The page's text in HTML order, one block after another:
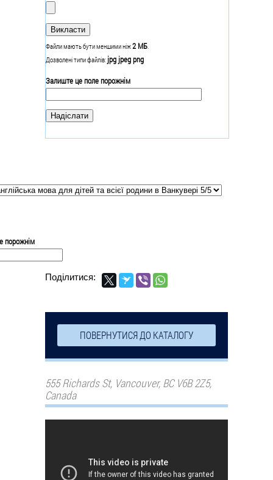
Файли мають бути меншими ніж2 МБ
Дозволені типи файлів: jpg jpeg png
Залиште це поле порожнім
порожнім
Поділитися:
ПОВЕРНУТИСЯ ДО КАТАЛОГУ
555 Richards St, Vancouver, BC V6B 2Z5,
Canada